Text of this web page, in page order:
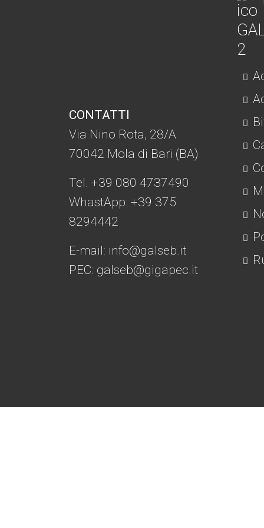
CONTATTI
Via Nino Rota, 28/A
70042 Mola di Bari (BA)
Tel. +39 080 4737490
WhastApp: +39 375
8294442
E-mail: info@galseb.it
PEC: galseb@gigapec.it